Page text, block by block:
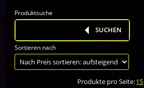
Produktsuche
Products
SUCHEN
Sortieren nach
Produkte pro Seite:15